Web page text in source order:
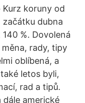
Kurz koruny od
začátku dubna
%. Dovolená
rady, tipy
oblíbená, a
letos byli,
rad a tipů.
dále americké